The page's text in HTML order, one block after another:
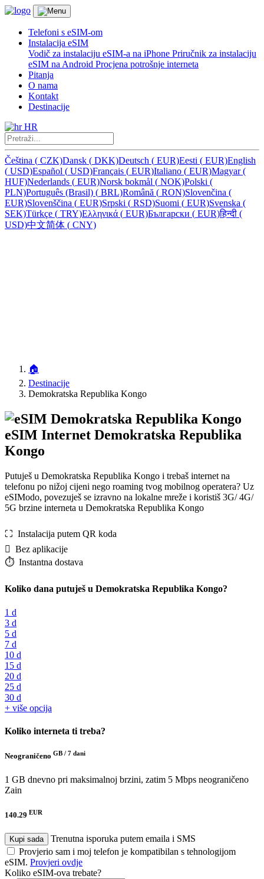
Telefoni s eSIM-om
Instalacija eSIM
Vodič za instalaciju eSIM-a na iPhone Priručnik za instalaciju
eSIM na Android Procjena potrošnje interneta
Pitanja
O nama
Kontakt
Destinacije
HR
Čeština ( CZK)Dansk ( DKK)Deutsch ( EUR)Eesti ( EUR)English
( USD)Español ( USD)Français ( EUR)Italiano ( EUR)Magyar(
HUF)Nederlands ( EUR)Norsk bokmål ( NOK)Polski (
PLN)Português (Brasil) ( BRL)Română ( RON)Slovenčina (
EUR)Slovenščina ( EUR)Srpski ( RSD)Suomi ( EUR)Svenska (
SEK)Türkçe ( TRY)Ελληνικά ( EUR)Български ( EUR)हिन्दी (
USD)中文简体 ( CNY)
🏠
Destinacije
Demokratska Republika Kongo
eSIM Internet Demokratska Republika
Kongo
Putuješ u Demokratska Republika Kongo i trebaš internet na
telefonu po nižoj cijeni nego roaming tvog mobilnog operatera? Uz
eSIModo, povezuješ se izravno na lokalne mreže i koristiš 3G/ 4G/
5G brzine interneta u Demokratska Republika Kongo
⛶️️ Instalacija putem QR koda
️ Bez aplikacije
⏱️️ Instantna dostava
Koliko dana putuješ u Demokratska Republika Kongo?
1 d
3 d
5 d
7 d
10 d
15 d
20 d
25 d
30 d
+ više opcija
Koliko interneta ti treba?
Neograničeno GB / 7 dani
1 GB dnevno pri maksimalnoj brzini, zatim 5 Mbps neograničeno
Zain
140.29 EUR
Kupi sada
Trenutna isporuka putem emaila i SMS
Provjerio sam i moj telefon je kompatibilan s tehnologijom
eSIM. Provjeri ovdje
Koliko eSIM-ova trebate?